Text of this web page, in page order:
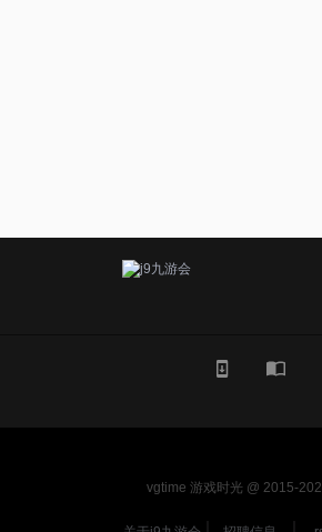
vgtime 游戏时光 @ 2015-